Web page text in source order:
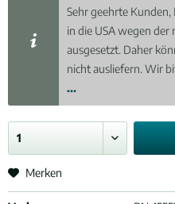
Sehr geehrte
in die USA wegen
ausgesetzt. Daher
nicht ausliefern. Wir
...
Merken